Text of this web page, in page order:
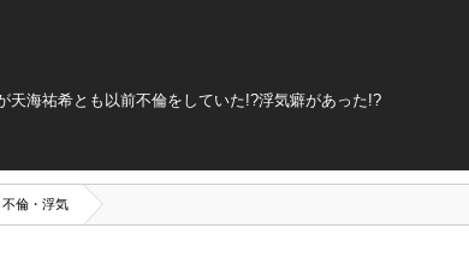
天海祐希とも以前不倫をしていた!?浮気癖があった!?
不倫・浮気